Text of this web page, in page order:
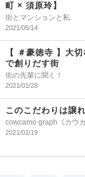
街とマンションと私
町 × 須原玲】
2021/05/14
街の先輩に聞く！
【 ＃豪徳寺 】大
で創りだす街
2021/01/28
cowcamo graph《カウカ
このこだわりは譲
2021/01/19